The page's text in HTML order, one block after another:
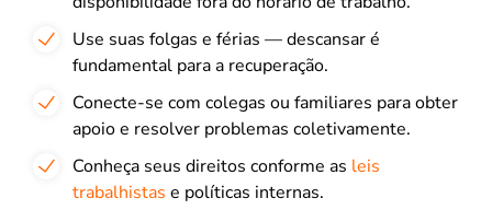
Use suas folgas e férias — descansar é
fundamental para a recuperação.
Conecte-se com colegas ou familiares para obter
apoio e resolver problemas coletivamente.
Conheça seus direitos conforme as leis
trabalhistas e políticas internas.